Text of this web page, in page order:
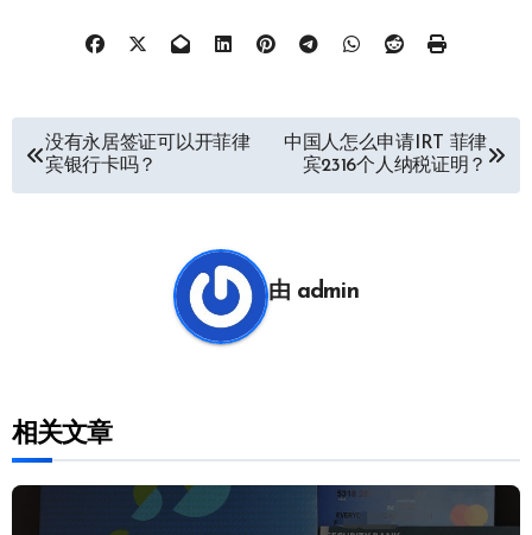
没有永居签证可以开菲律
宾银行卡吗？
中国人怎么申请IRT 菲律
宾2316个人纳税证明？
由 admin
相关文章